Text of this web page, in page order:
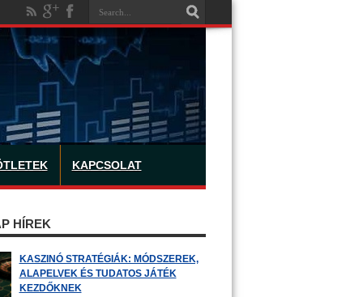
KAPCSOLAT
HÍREK
KASZINÓ STRATÉGIÁK: MÓDSZEREK,
ALAPELVEK ÉS TUDATOS JÁTÉK
KEZDŐKNEK